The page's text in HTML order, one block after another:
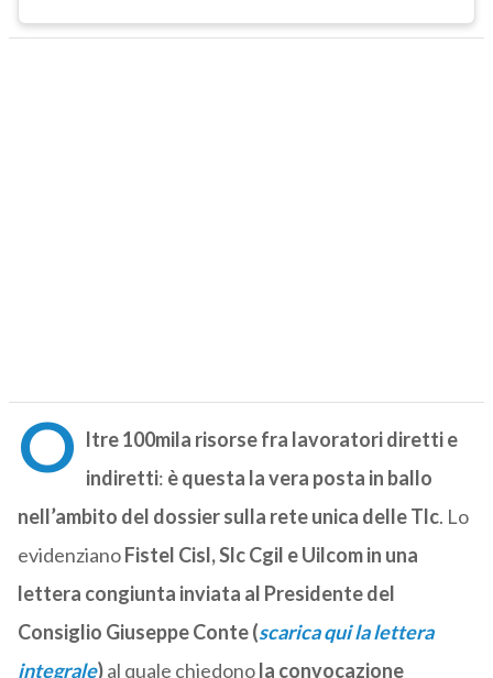
O ltre 100mila risorse fra lavoratori diretti e
indiretti: è questa la vera posta in ballo
nell’ambito del dossier sulla rete unica delle Tlc. Lo
evidenzianoFistel Cisl, Slc Cgil e Uilcom in una
lettera congiunta inviata al Presidente del
Consiglio Giuseppe Conte (scarica qui la lettera
integrale)al quale chiedonola convocazione